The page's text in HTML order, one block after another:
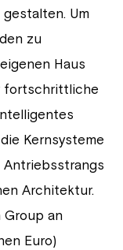
Um
zu
Haus
fortschrittliche
Kernsysteme
Antriebsstrangs
Architektur.
Group an
Euro)